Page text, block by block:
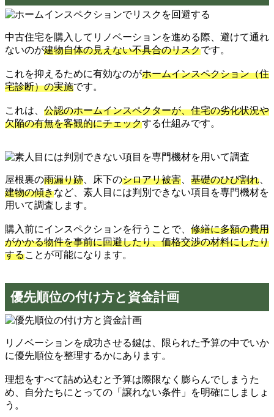
中古住宅を購入してリノベーションを進める際、避けて通れ
ないのが建物自体の見えない不具合のリスクです。
これを抑えるために有効なのがホームインスペクション（住
宅診断）の実施です。
これは、 公認のホームインスペクターが、住宅の劣化状況や
欠陥の有無を客観的にチェックする仕組みです。
屋根裏の雨漏り跡 、床下のシロアリ被害 基礎のひび割れ
建物の傾きなど、素人目には判別できない項目を専門機材を
用いて調査します。
購入前にインスペクションを行うことで、 修繕に多額の費用
がかかる物件を事前に回避したり、価格交渉の材料にしたり
することが可能になります。
優先順位の付け方と資金計画
リノベーションを成功させる鍵は、限られた予算の中でいか
に優先順位を整理するかにあります。
理想をすべて詰め込むと予算は際限なく膨らんでしまうた
め、自分たちにとっての「譲れない条件」を明確にしましょ
う。